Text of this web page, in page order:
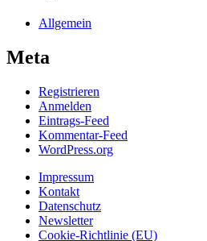
Allgemein
Meta
Registrieren
Anmelden
Eintrags-Feed
Kommentar-Feed
WordPress.org
Impressum
Kontakt
Datenschutz
Newsletter
Cookie-Richtlinie (EU)